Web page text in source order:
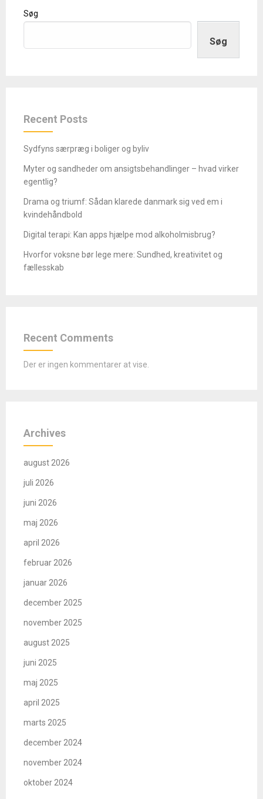
Søg
Søg
Recent Posts
Sydfyns særpræg i boliger og byliv
Myter og sandheder om ansigtsbehandlinger – hvad virker
egentlig?
Drama og triumf: Sådan klarede danmark sig ved em i
kvindehåndbold
Digital terapi: Kan apps hjælpe mod alkoholmisbrug?
Hvorfor voksne bør lege mere: Sundhed, kreativitet og
fællesskab
Recent Comments
Der er ingen kommentarer at vise.
Archives
august 2026
juli 2026
juni 2026
maj 2026
april 2026
februar 2026
januar 2026
december 2025
november 2025
august 2025
juni 2025
maj 2025
april 2025
marts 2025
december 2024
november 2024
oktober 2024